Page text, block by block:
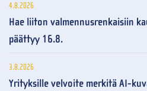
4.8.2026
Hae liiton valmennusrenkaisiin
päättyy 16.8.
3.8.2026
Yrityksille velvoite merkitä AI-